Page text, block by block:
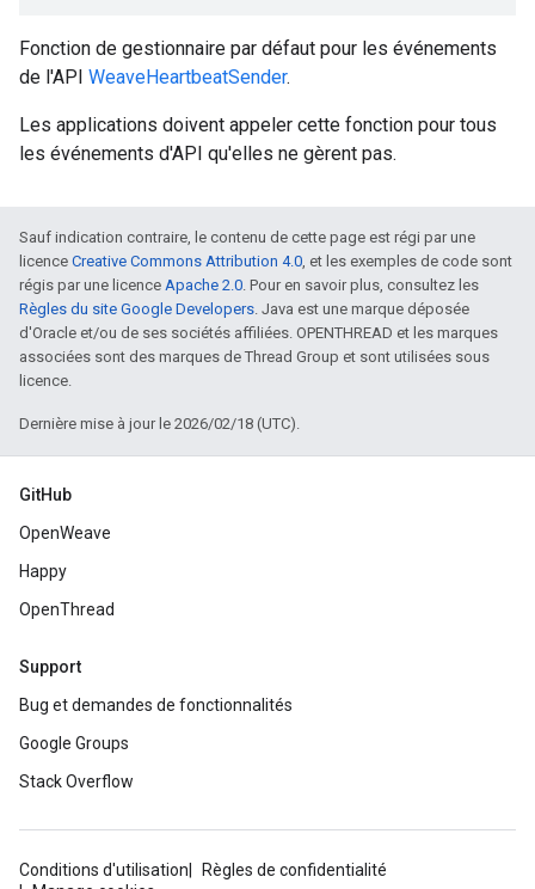
Fonction de gestionnaire par défaut pour les événements
de l'API WeaveHeartbeatSender.
Les applications doivent appeler cette fonction pour tous
les événements d'API qu'elles ne gèrent pas.
Sauf indication contraire, le contenu de cette page est régi par une
licence Creative Commons Attribution 4.0, et les exemples de code sont
régis par une licence Apache 2.0. Pour en savoir plus, consultez les
Règles du site Google Developers. Java est une marque déposée
d'Oracle et/ou de ses sociétés affiliées. OPENTHREAD et les marques
associées sont des marques de Thread Group et sont utilisées sous
licence.
Dernière mise à jour le 2026/02/18 (UTC).
GitHub
OpenWeave
Happy
OpenThread
Support
Bug et demandes de fonctionnalités
Google Groups
Stack Overflow
Conditions d'utilisation
Règles de confidentialité